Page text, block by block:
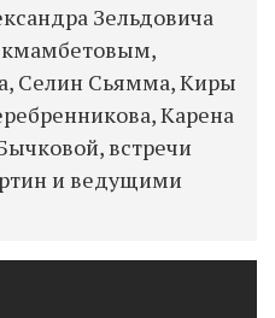
Зельдовича
Селин Сьямма, Киры
Карена
встречи
и ведущими